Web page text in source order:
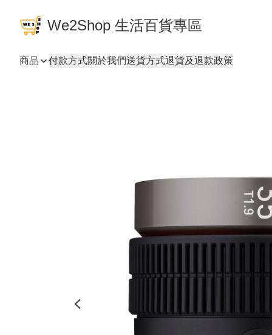
We2Shop 生活百貨專區
商品 付款方式關於我們送貨方式退貨及退款政策